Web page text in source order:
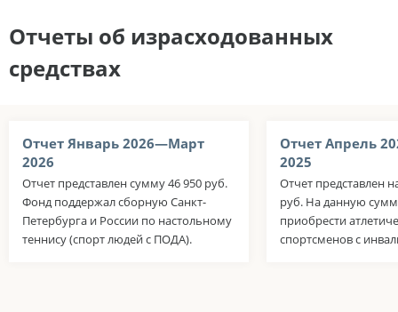
Отчеты об израсходованных
средствах
Отчет Январь 2026—Март
2026
Отчет представлен сумму 46 950 руб.
Фонд поддержал сборную Санкт-
Петербурга и России по настольному
теннису (спорт людей с ПОДА).
Отчет Апрель
2025
Отчет представлен
руб. На данную
приобрести
спортсменов с